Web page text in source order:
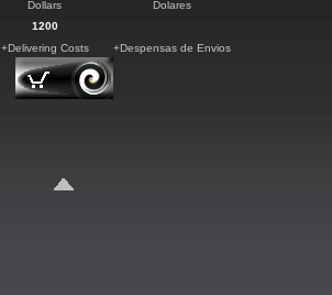
Dollars
Dolares
1200
+Delivering Costs +Despensas de Envios